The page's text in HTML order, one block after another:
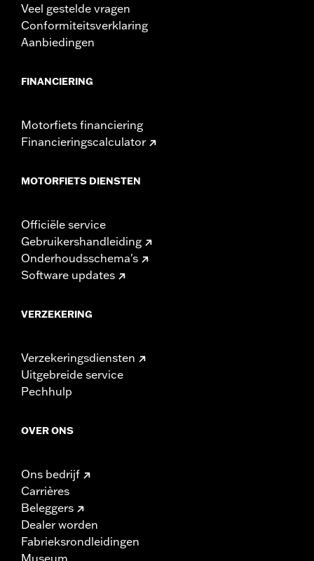
Veel gestelde vragen
Conformiteitsverklaring
Aanbiedingen
FINANCIERING
Motorfiets financiering
Financieringscalculator
MOTORFIETS DIENSTEN
Officiële service
Gebruikershandleiding
Onderhoudsschema's
Software updates
VERZEKERING
Verzekeringsdiensten
Uitgebreide service
Pechhulp
OVER ONS
Ons bedrijf
Carrières
Beleggers
Dealer worden
Fabrieksrondleidingen
Museum